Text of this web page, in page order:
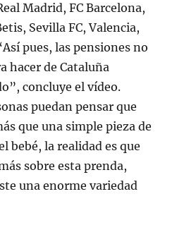
Madrid, FC Barcelona,
Sevilla FC, Valencia,
pues, las pensiones no
hacer de Cataluña
concluye el vídeo.
puedan pensar que
que una simple pieza de
bebé, la realidad es que
sobre esta prenda,
una enorme variedad